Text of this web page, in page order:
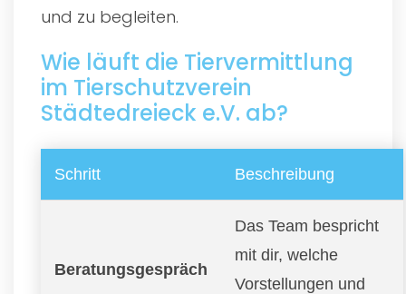
und zu begleiten.
Wie läuft die Tiervermittlung
im Tierschutzverein
Städtedreieck e.V. ab?
Schritt Beschreibung
Beratungsgespräch
Das Team bespricht
mit dir, welche
Vorstellungen und